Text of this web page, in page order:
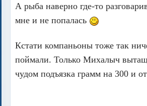
А рыба наверно где-то
мне и не попалась
Кстати компаньоны тоже так
поймали. Только Михалыч
чудом подъязка грамм на 300 и